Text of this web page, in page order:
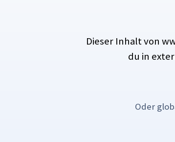
Dieser Inhalt von
du in
Oder